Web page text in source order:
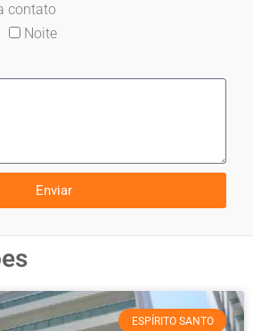
contato
Noite
Enviar
ESPÍRITO SANTO